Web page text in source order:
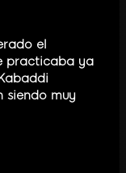
el
practicaba ya
siendo muy